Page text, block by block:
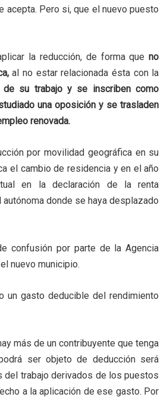
acepta. Pero si, que el nuevo puesto
la reducción, de forma queno
,al no estar relacionada ésta con la
de su trabajo y se inscriben como
una oposición y se trasladen
renovada.
por movilidad geográfica en su
el cambio de residencia y en el año
en la declaración de la renta
donde se haya desplazado
confusión por parte de la Agencia
nuevo municipio.
un gasto deducible del rendimiento
más de un contribuyente que tenga
ser objeto de deducción será
del trabajo derivados de los puestos
a la aplicación de ese gasto. Por